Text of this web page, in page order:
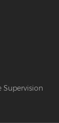
Supervision